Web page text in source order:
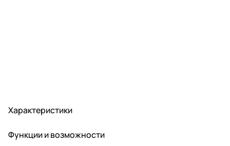
Характеристики
Функции и возможности